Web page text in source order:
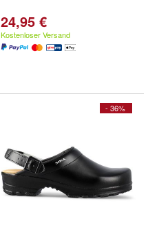
24,95 €
Kostenloser Versand
- 36%